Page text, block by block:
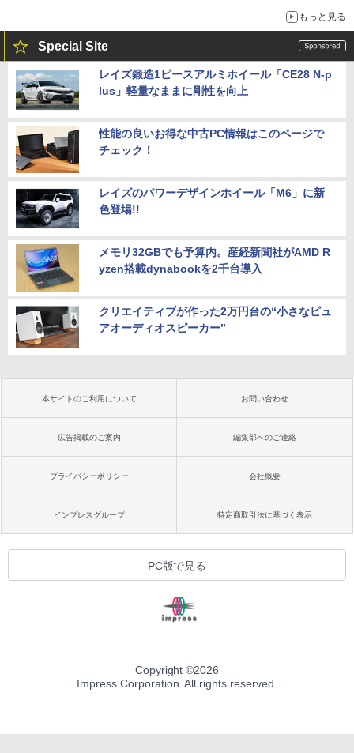
もっと見る
Special Site
レイズ鍛造1ピースアルミホイール「CE28 N-p
lus」軽量なままに剛性を向上
性能の良いお得な中古PC情報はこのページで
チェック！
レイズのパワーデザインホイール「M6」に新
色登場!!
メモリ32GBでも予算内。産経新聞社がAMD R
yzen搭載dynabookを2千台導入
クリエイティブが作った2万円台の“小さなピュ
アオーディオスピーカー”
本サイトのご利用について お問い合わせ
広告掲載のご案内 編集部へのご連絡
プライバシーポリシー 会社概要
インプレスグループ 特定商取引法に基づく表示
PC版で見る
Copyright ©2026
Impress Corporation. All rights reserved.